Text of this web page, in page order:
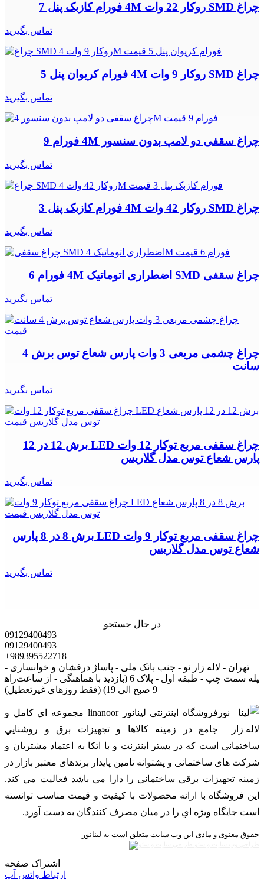
چراغ SMD روکار 22 وات 4M فورام کازبک پنل 7
تماس بگیرید
چراغ SMD روکار 9 وات 4M فورام کریوان پنل 5
تماس بگیرید
چراغ سقفی دو لامپ بدون سنسور 4M فورام 9
تماس بگیرید
چراغ SMD روکار 42 وات 4M فورام کازبک پنل 3
تماس بگیرید
چراغ سقفی SMD اضطراری اتوماتیک 4M فورام 6
تماس بگیرید
چراغ چشمی مربعی 3 وات پارس شعاع توس برش 4
سانت
تماس بگیرید
چراغ سقفی مربع توکار 12 وات LED برش 12 در 12
پارس شعاع توس مدل گلاریس
تماس بگیرید
چراغ سقفی مربع توکار 9 وات LED برش 8 در 8 پارس
شعاع توس مدل گلاریس
تماس بگیرید
در حال جستجو
09129400493
09129400493
+989395522718
تهران - لاله زار نو - جنب بانک ملی - پاساژ درفشان و خوانساری -
راه‎پله سمت چپ - طبقه اول - پلاک 6 (بازدید با هماهنگی - از ساعت
9 صبح الی 19) (فقط روزهای غیرتعطیل)
فروشگاه اینترنتی لینانور linanoor مجموعه اي کامل و
جامع در زمينه کالاها و تجهيزات برق و روشنايي
ساختمانی است که در بستر اينترنت و با اتکا به اعتماد مشتریان و
شرکت های ساختمانی و پشتوانه تامین پایدار برندهای معتبر بازار در
زمینه تجهیزات برقی ساختمانی را دارا می باشد فعالیت مي کند.
اين فروشگاه با ارائه محصولات با کيفيت و قيمت مناسب توانسته
است جايگاه ويژه اي را در ميان مصرف کنندگان به دست آورد.
حقوق معنوی و مادی این وب سایت متعلق است به لینانور
اشتراک صفحه
ارتباط واتس آپ